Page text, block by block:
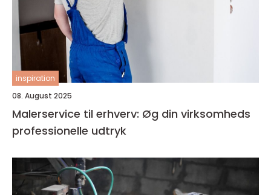
inspiration
08. August 2025
Malerservice til erhverv: Øg din virksomheds
professionelle udtryk